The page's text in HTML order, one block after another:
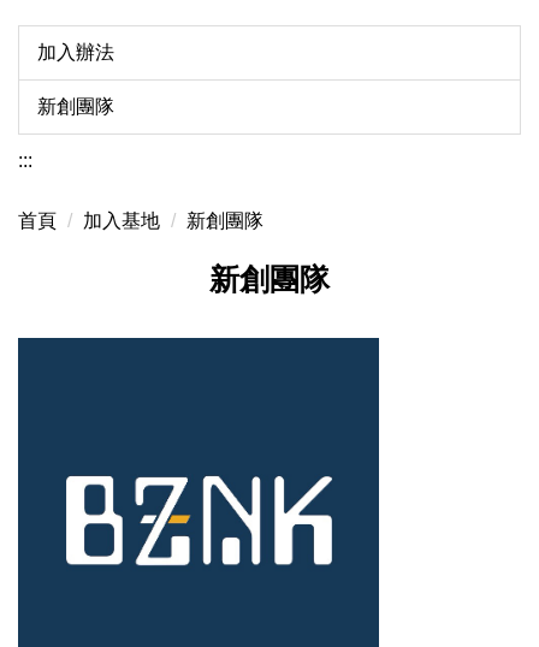
加入辦法
新創團隊
:::
首頁 加入基地 新創團隊
新創團隊